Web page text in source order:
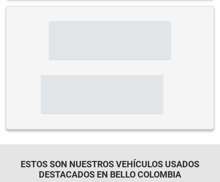
ESTOS SON NUESTROS VEHÍCULOS USADOS
DESTACADOS EN BELLO COLOMBIA